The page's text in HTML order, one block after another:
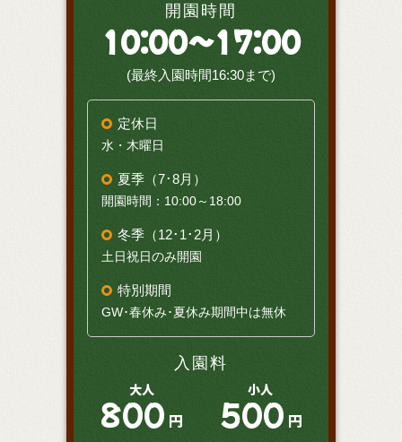
開園時間
10:00～17:00
(最終入園時間16:30まで)
定休日
水・木曜日
夏季（7･8月）
開園時間：10:00～18:00
冬季（12･1･2月）
土日祝日のみ開園
特別期間
GW･春休み･夏休み期間中は無休
入園料
大人
800 円
小人
500 円